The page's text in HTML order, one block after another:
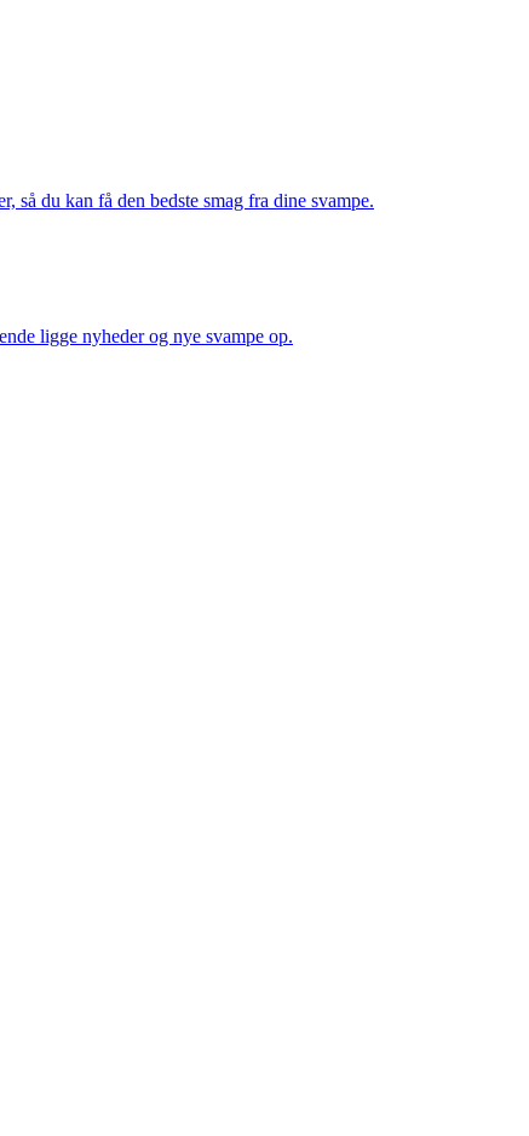
så du kan få den bedste smag fra dine svampe.
ligge nyheder og nye svampe op.